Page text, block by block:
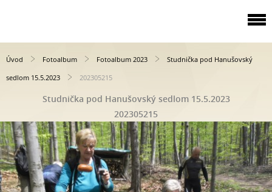
Úvod Fotoalbum Fotoalbum 2023
Studnička pod Hanušovský
sedlom 15.5.2023
202305215
Studnička pod Hanušovský sedlom 15.5.2023
202305215